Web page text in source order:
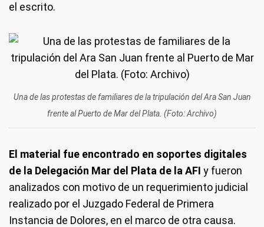
el escrito.
Una de las protestas de familiares de la tripulación del Ara San Juan
frente al Puerto de Mar del Plata. (Foto: Archivo)
El material fue encontrado en soportes digitales
de la Delegación Mar del Plata de la AFI y fueron
analizados con motivo de un requerimiento judicial
realizado por el Juzgado Federal de Primera
Instancia de Dolores, en el marco de otra causa.